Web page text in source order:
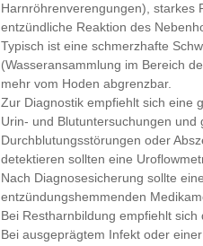
Harnröhrenverengungen), starkes
entzündliche Reaktion des
Typisch ist eine schmerzhafte
(Wasseransammlung im Bereich
mehr vom Hoden abgrenzbar.
Zur Diagnostik empfiehlt sich eine
Urin- und Blutuntersuchungen
Durchblutungsstörungen oder
detektieren sollten eine
Nach Diagnosesicherung sollte
entzündungshemmenden
Bei Restharnbildung empfiehlt sich
Bei ausgeprägtem Infekt oder